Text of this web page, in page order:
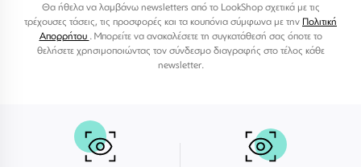
Θα ήθελα να λαμβάνω newsletters από το LookShop σχετικά με τις
τρέχουσες τάσεις, τις προσφορές και τα κουπόνια σύμφωνα με την Πολιτική
Απορρήτου . Μπορείτε να ανακαλέσετε τη συγκατάθεσή σας όποτε το
θελήσετε χρησιμοποιώντας τον σύνδεσμο διαγραφής στο τέλος κάθε
newsletter.